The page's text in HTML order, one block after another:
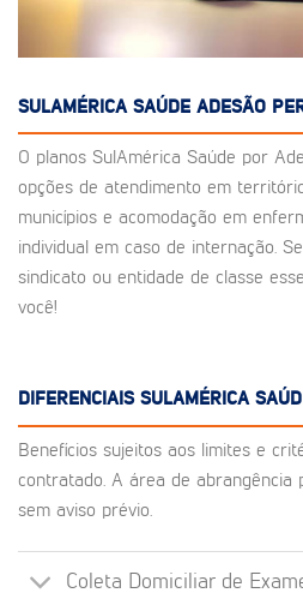
SULAMÉRICA SAÚDE ADESÃO
O planos SulAmérica Saúde por
opções de atendimento em
municípios e acomodação em
individual em caso de internação.
sindicato ou entidade de classe
você!
DIFERENCIAIS SULAMÉRICA
Benefícios sujeitos aos limites e
contratado. A área de abrangência
sem aviso prévio.
Coleta Domiciliar de